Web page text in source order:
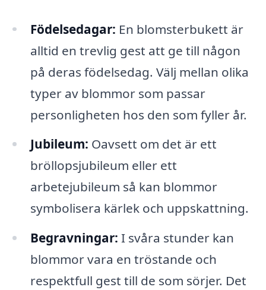
Födelsedagar: En blomsterbukett är
alltid en trevlig gest att ge till någon
på deras födelsedag. Välj mellan olika
typer av blommor som passar
personligheten hos den som fyller år.
Jubileum: Oavsett om det är ett
bröllopsjubileum eller ett
arbetejubileum så kan blommor
symbolisera kärlek och uppskattning.
Begravningar: I svåra stunder kan
blommor vara en tröstande och
respektfull gest till de som sörjer. Det